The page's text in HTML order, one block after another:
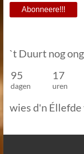
`t Duurt nog
95
17
dagen uren
wies d'n